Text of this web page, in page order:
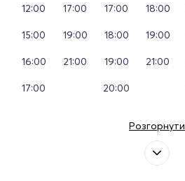
12:00
15:00
16:00
17:00
17:00
19:00
21:00
17:00
18:00
19:00
20:00
18:00
19:00
21:00
Розгорнути